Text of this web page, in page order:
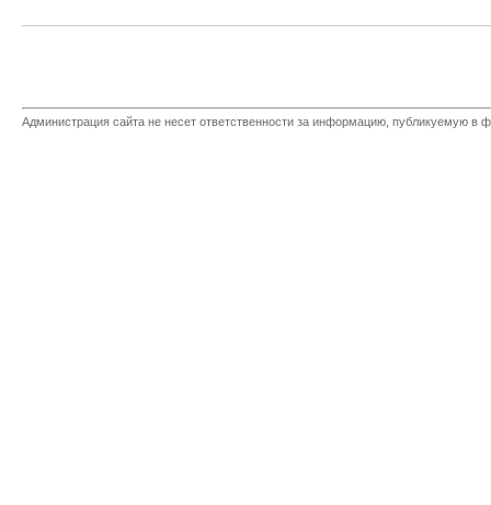
Администрация сайта не несет ответственности за информацию, публикуемую